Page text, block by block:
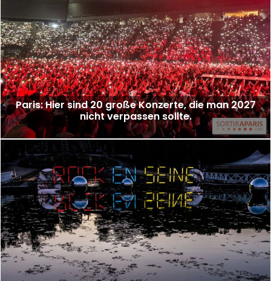
Paris: Hier sind 20 große Konzerte, die man 2027
nicht verpassen sollte.